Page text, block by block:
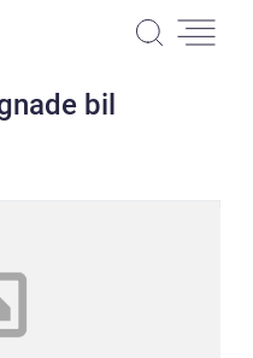
bil